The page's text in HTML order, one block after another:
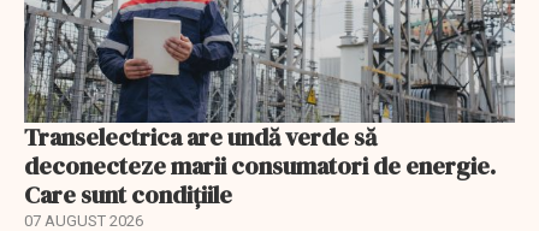
Transelectrica are undă verde să
deconecteze marii consumatori de energie.
Care sunt condițiile
07 AUGUST 2026